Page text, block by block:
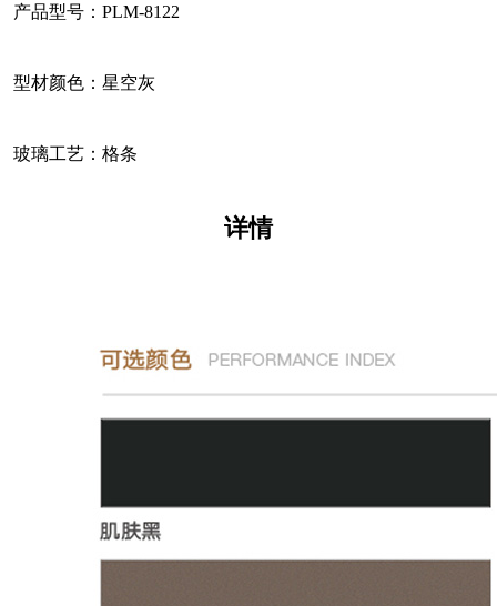
产品型号：PLM-8122
型材颜色：星空灰
玻璃工艺：格条
详情